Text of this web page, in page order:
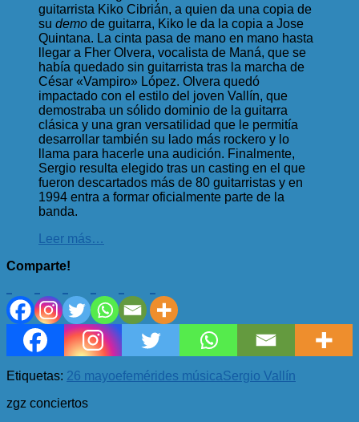
guitarrista Kiko Cibrián, a quien da una copia de
su demo de guitarra, Kiko le da la copia a Jose
Quintana. La cinta pasa de mano en mano hasta
llegar a Fher Olvera, vocalista de Maná, que se
había quedado sin guitarrista tras la marcha de
César «Vampiro» López. Olvera quedó
impactado con el estilo del joven Vallín, que
demostraba un sólido dominio de la guitarra
clásica y una gran versatilidad que le permitía
desarrollar también su lado más rockero y lo
llama para hacerle una audición. Finalmente,
Sergio resulta elegido tras un casting en el que
fueron descartados más de 80 guitarristas y en
1994 entra a formar oficialmente parte de la
banda.
Leer más…
Comparte!
Etiquetas: 26 mayoefemérides músicaSergio Vallín
zgz conciertos